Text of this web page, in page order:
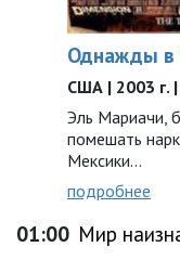
Однажды в
США | 2003 г.
Эль Мариачи,
помешать
Мексики…
подробнее
01:00 Мир